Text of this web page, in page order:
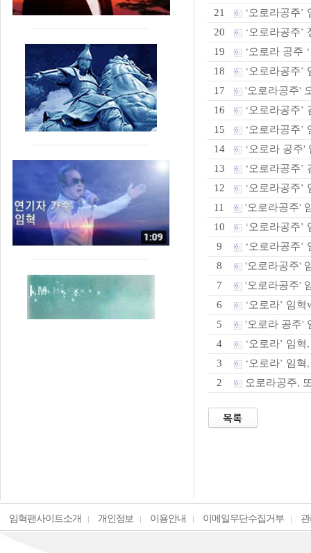
21 ‘오로라공주
20 ‘오로라공주
19 ‘오로라 공주
18 ‘오로라공주’
17 '오로라공주'
16 ‘오로라공주’
15 ‘오로라공주
14 ‘오로라 공주'
13 ‘오로라공주
12 ‘오로라공주
11 '오로라공주'
10 ‘오로라공주’
9 ‘오로라공주
8 '오로라공주'
7 '오로라공주'
6 ‘오로라’ 임
5 '오로라 공주'
4 ‘오로라’ 임
3 ‘오로라’ 임
2 오로라공주,
임혁팬사이트소개 개인정보 이용안내 이메일무단수집거부